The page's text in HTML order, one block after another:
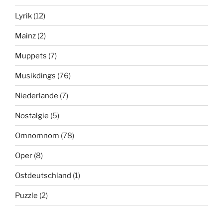
Lyrik (12)
Mainz (2)
Muppets (7)
Musikdings (76)
Niederlande (7)
Nostalgie (5)
Omnomnom (78)
Oper (8)
Ostdeutschland (1)
Puzzle (2)